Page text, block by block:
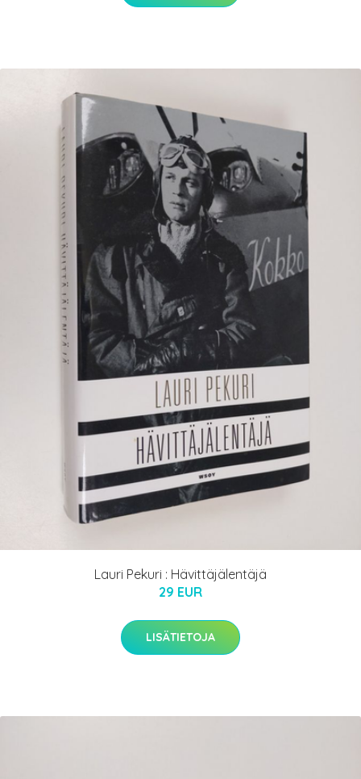
Lauri Pekuri : Hävittäjälentäjä
29 EUR
LISÄTIETOJA